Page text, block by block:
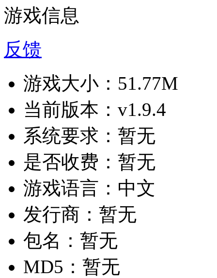
游戏信息
反馈
游戏大小： 51.77M
当前版本： v1.9.4
系统要求： 暂无
是否收费： 暂无
游戏语言： 中文
发行商： 暂无
包名： 暂无
MD5： 暂无